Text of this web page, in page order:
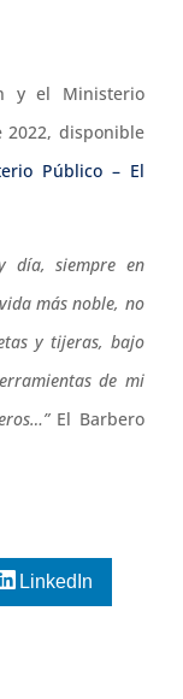
y el Ministerio
2022, disponible
Público – El
día, siempre en
más noble, no
y tijeras, bajo
de mi
El Barbero
LinkedIn